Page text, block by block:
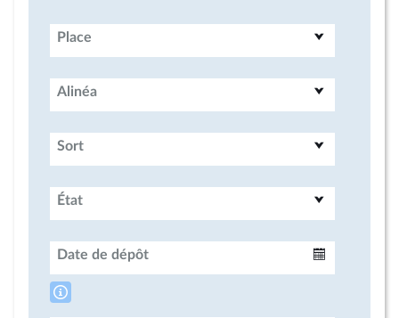
Place
Alinéa
Sort
État
Date de dépôt